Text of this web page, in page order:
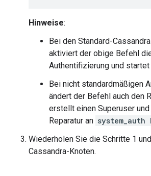
Hinweise:
Bei den Standard-
aktiviert der obige Befehl
Authentifizierung und startet
Bei nicht standardmäßigen
ändert der Befehl auch den
erstellt einen Superuser
Reparatur an system_auth
Wiederholen Sie die Schritte 1
Cassandra-Knoten.